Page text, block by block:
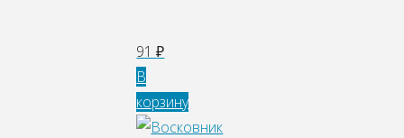
91₽
В
корзину